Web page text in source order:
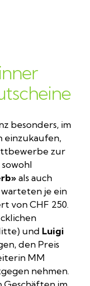
besonders, im
einzukaufen,
zur
als auch
warteten je ein
von CHF 250.
und Luigi
den Preis
MM
nehmen.